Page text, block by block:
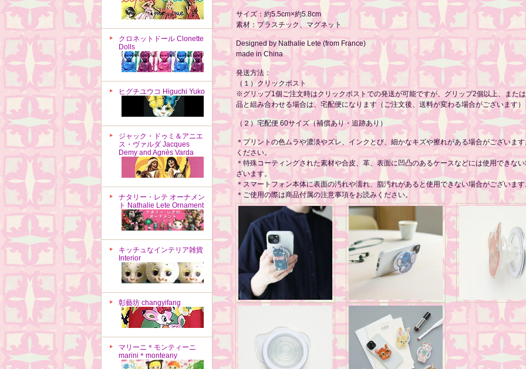
クロネットドール Clonette
Dolls
ヒグチユウコ Higuchi Yuko
ジャック・ドゥミ＆アニエ
ス・ヴァルダ Jacques
Demy and Agnès Varda
ナタリー・レテ オーナメン
ト Nathalie Lete Ornament
キッチュなインテリア雑貨
Interior
彰藝坊 changyifang
マリーニ＊モンティーニ
marini＊monteany
サイズ：約5.5cm×約5.8cm
素材：プラスチック、マグネット
Designed by Nathalie Lete (from France)
made in China
発送方法：
（１）クリックポスト
※グリップ1個ご注文時はクリックポストでの発送が可能ですが、グリップ2個以上、また
品と組み合わせる場合は、宅配便になります（ご注文後、送料が変わる場合がございます）
（２）宅配便 60サイズ（補償あり・追跡あり）
＊プリントの色ムラや濃淡やズレ、インクとび、細かなキズや擦れがある場合がございま
ください。
＊特殊コーティングされた素材や合皮、革、表面に凹凸のあるケースなどには使用できな
ざいます。
＊スマートフォン本体に表面の汚れや濡れ、脂汚れがあると使用できない場合がございます
＊ご使用の際は商品付属の注意事項をお読みください。